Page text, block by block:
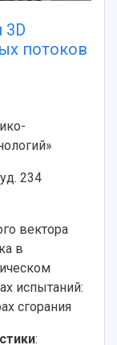
3D
потоков
234
вектора
в
испытаний:
сгорания
: